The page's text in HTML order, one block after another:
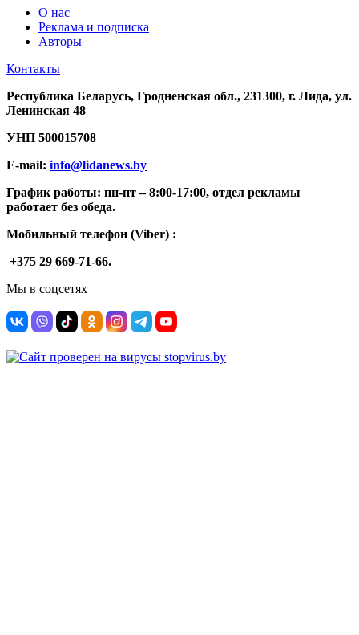
О нас
Реклама и подписка
Авторы
Контакты
Республика Беларусь, Гродненская обл., 231300, г. Лида, ул.
Ленинская 48
УНП 500015708
E-mail: info@lidanews.by
График работы: пн-пт –8:00-17:00, отдел рекламы
работает без обеда.
Мобильный телефон (Viber) :
+375 29 669-71-66.
Мы в соцсетях